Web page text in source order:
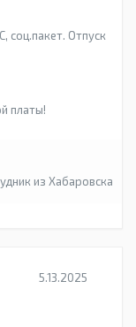
соц.пакет. Отпуск
платы!
из Хабаровска
5.13.2025